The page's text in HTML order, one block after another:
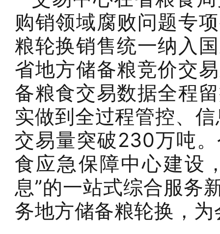
购销领域腐败问题专
粮轮换销售统一纳入
省地方储备粮竞价交
备粮食交易数据全程
实做到全过程管控、
交易量突破230万吨
食应急保障中心建设
息”的一站式综合服务
务地方储备粮轮换，